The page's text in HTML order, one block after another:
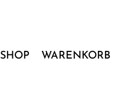
SHOP WARENKORB